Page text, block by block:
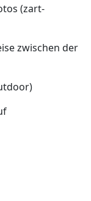
(zart-
zwischen der